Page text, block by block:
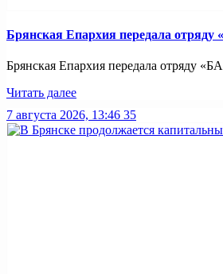
Брянская Епархия передала
Брянская Епархия передала отряду
Читать далее
7 августа 2026, 13:46 35